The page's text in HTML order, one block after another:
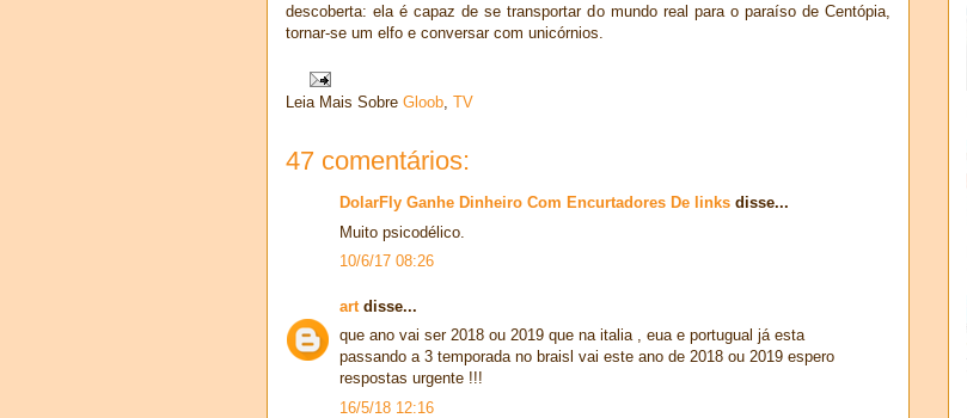
descoberta: ela é capaz de se transportar do mundo real para o paraíso de Centópia,
tornar-se um elfo e conversar com unicórnios.
Leia Mais Sobre Gloob, TV
47 comentários:
DolarFly Ganhe Dinheiro Com Encurtadores De links disse...
Muito psicodélico.
10/6/17 08:26
art disse...
que ano vai ser 2018 ou 2019 que na italia , eua e portugual já esta
passando a 3 temporada no braisl vai este ano de 2018 ou 2019 espero
respostas urgente !!!
16/5/18 12:16